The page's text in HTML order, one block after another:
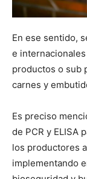
En ese sentido,
e
productos o sub
carnes y
Es preciso
de PCR y ELISA
los productores
implementando